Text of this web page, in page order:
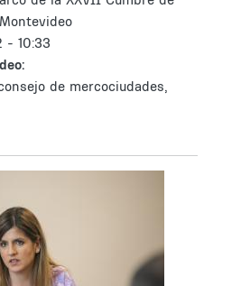
- 10:33
de mercociudades,